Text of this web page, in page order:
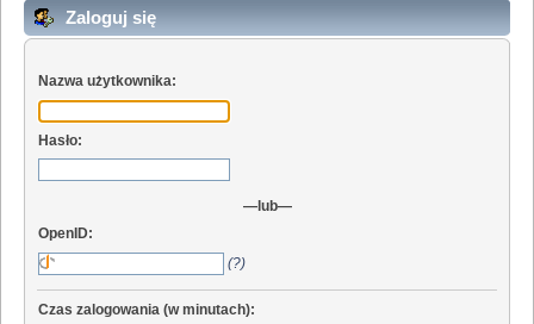
Zaloguj się
Nazwa użytkownika:
Hasło:
—lub—
OpenID:
(?)
Czas zalogowania (w minutach):